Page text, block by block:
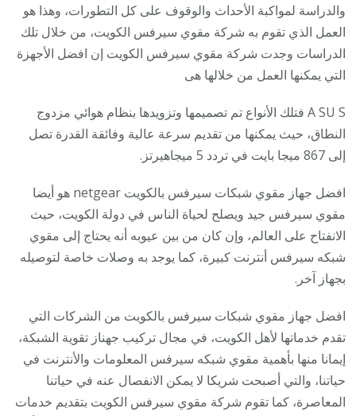
والدراسة لمواكبة الأحداث والوقوف على كل التطورات، وهذا هو
العمل الذي تقوم به شركة مقوي سيرفس الكويت، من خلال تلك
الدراسات وجدت شركة مقوي سيرفس الكويت إن افضل الأجهزة
التي يمكنها العمل من خلالها هى
A SU S فتلك الأنواع تم تصميمها وتزويدها بنظام هوائي مزدوج
النطاق، حيث يمكنها من تقديم سرعة عالية وفائقة القدرة تصل
إلى 867 ميجا بايت في تردد 5 ميجاهيرتز.
افضل جهاز مقوي شبكات سيرفس بالكويت netgear هو أيضا
مقوي سيرفس جيد ويصلح لحياة الناس في دولة الكويت، حيث
الانفتاح على العالم، وإن كان من بين عيوبه أنه يحتاج إلى مقوي
شبكه سيرفس أنترنت كبيرة، كما يوجد به وصلات خاصة لتوصيله
بجهاز آخر.
افضل جهاز مقوي شبكات سيرفس بالكويت من الشركات التي
تقدم خدماتها لأهل الكويت، في مجال تركيب جهناز تقوية الشبكة،
إيمانا منها بأهمية مقوي شبكه سيرفس المعلومات والأنترنت في
حياتنا، والتي أصبحت شريكا لا يمكن الانفصال عنه في حياتنا
المعاصرة، كما تقوم شركة مقوي سيرفس الكويت بتقديم خدمات